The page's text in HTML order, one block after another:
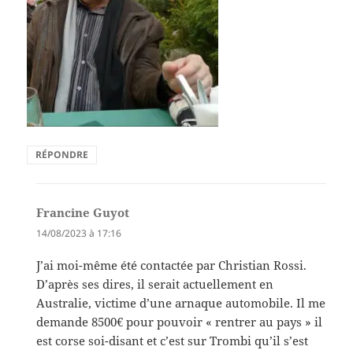
RÉPONDRE
Francine Guyot
14/08/2023 à 17:16
J’ai moi-même été contactée par Christian Rossi.
D’après ses dires, il serait actuellement en
Australie, victime d’une arnaque automobile. Il me
demande 8500€ pour pouvoir « rentrer au pays » il
est corse soi-disant et c’est sur Trombi qu’il s’est